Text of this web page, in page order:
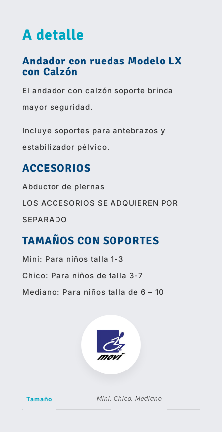
A detalle
Andador con ruedas Modelo LX
con Calzón
El andador con calzón soporte brinda
mayor seguridad.
Incluye soportes para antebrazos y
estabilizador pélvico.
ACCESORIOS
Abductor de piernas
LOS ACCESORIOS SE ADQUIEREN POR
SEPARADO
TAMAÑOS CON SOPORTES
Mini: Para niños talla 1-3
Chico: Para niños de talla 3-7
Mediano: Para niños talla de 6 – 10
Tamaño Mini, Chico, Mediano